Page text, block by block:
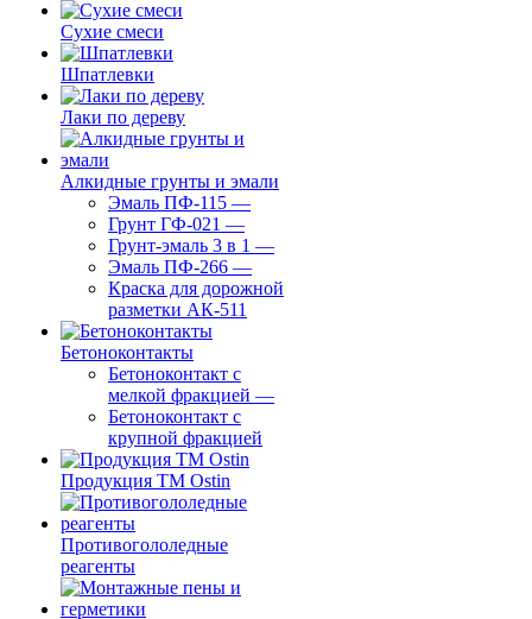
Сухие смеси
Шпатлевки
Лаки по дереву
Алкидные грунты и эмали
Эмаль ПФ-115 —
Грунт ГФ-021 —
Грунт-эмаль 3 в 1 —
Эмаль ПФ-266 —
Краска для дорожной
разметки АК-511
Бетоноконтакты
Бетоноконтакт с
мелкой фракцией —
Бетоноконтакт с
крупной фракцией
Продукция ТМ Ostin
Противогололедные
реагенты